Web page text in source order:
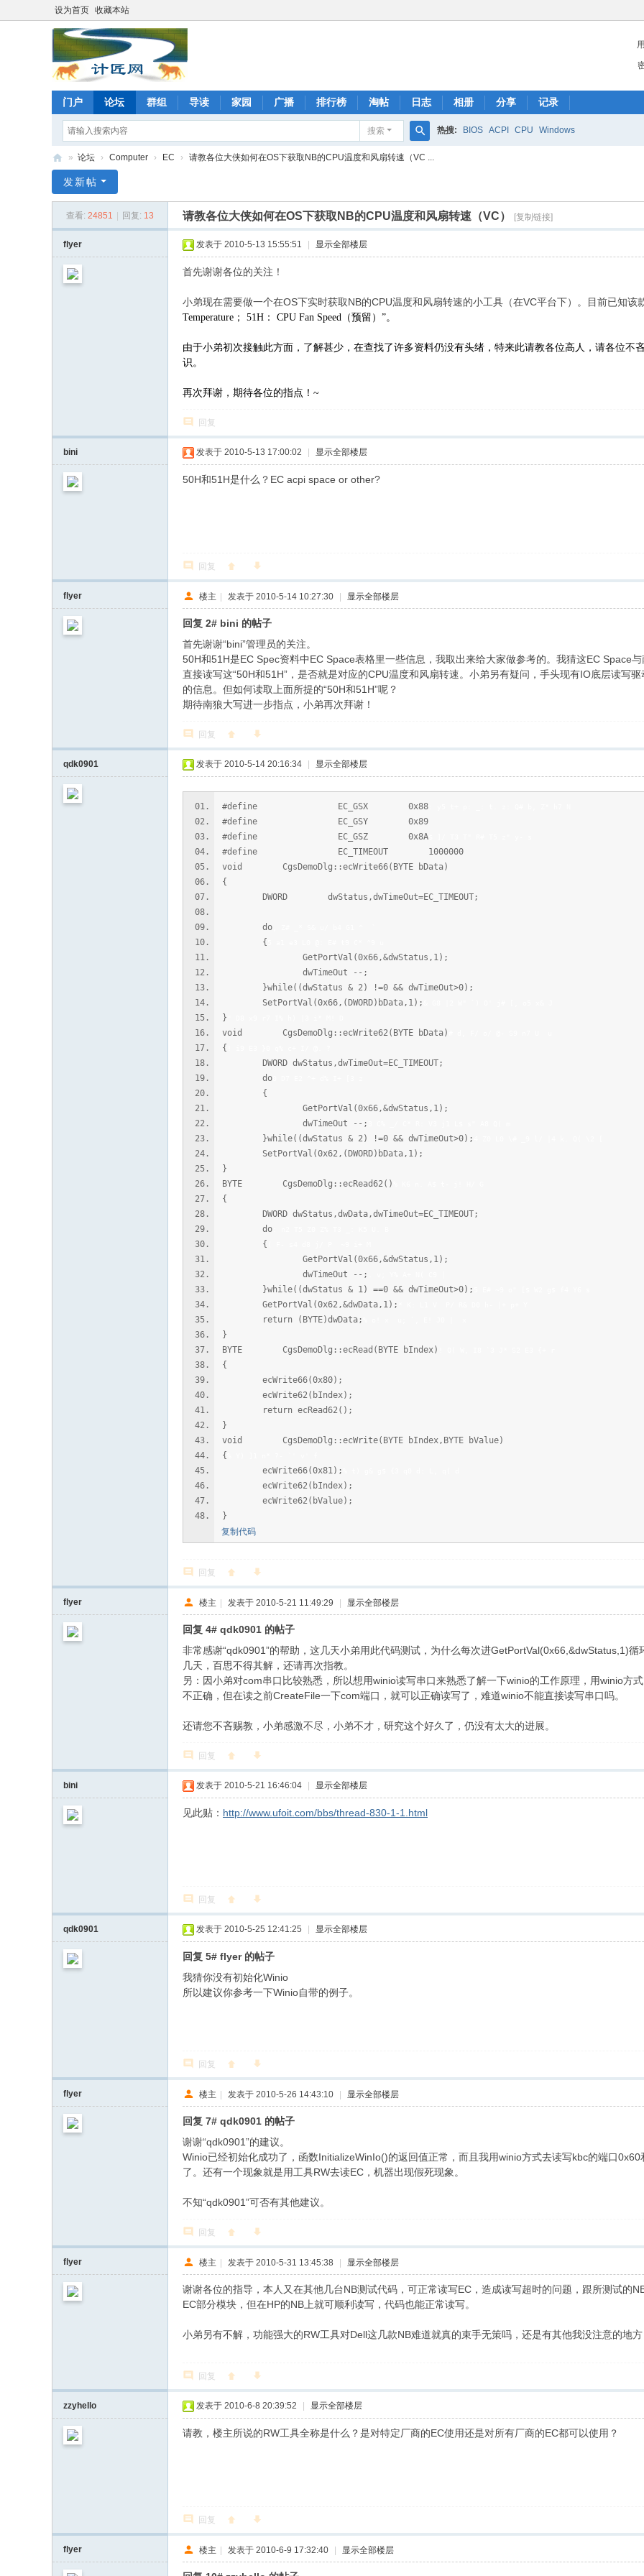
设为首页 收藏本站
门户 论坛 群组 导读 家园 广播 排行榜 淘帖 日志 相册 分享 记录
搜索
搜
热搜: BIOS ACPI CPU Windows
匠
» 论坛 › Computer › EC › 请教各位大侠如何在OS下获取NB的CPU温度和风扇转速（VC ...
发新帖
查看: 24851 回复: 13 请教各位大侠如何在OS下获取NB的CPU温度和风扇转速（VC） [复制链接]
flyer 发表于 2010-5-13 15:55:51 显示全部楼层
首先谢谢各位的关注！
小弟现在需要做一个在OS下实时获取NB的CPU温度和风扇转速的小工具（在VC平台下）。目前已知该
Temperature； 51H： CPU Fan Speed（预留）”。
由于小弟初次接触此方面，了解甚少，在查找了许多资料仍没有头绪，特来此请教各位高人，请各位不
识。
再次拜谢，期待各位的指点！~
回复
bini 发表于 2010-5-13 17:00:02 显示全部楼层
50H和51H是什么？EC acpi space or other?
回复
flyer 楼主 | 发表于 2010-5-14 10:27:30 | 显示全部楼层
回复 2# bini 的帖子
首先谢谢“bini”管理员的关注。
50H和51H是EC Spec资料中EC Space表格里一些信息，我取出来给大家做参考的。我猜这EC Space
直接读写这“50H和51H”，是否就是对应的CPU温度和风扇转速。小弟另有疑问，手头现有IO底层读写
的信息。但如何读取上面所提的“50H和51H”呢？
期待南狼大写进一步指点，小弟再次拜谢！
回复
qdk0901 发表于 2010-5-14 20:16:34 显示全部楼层
#define EC_GSX 0x88
#define EC_GSY 0x89
#define EC_GSZ 0x8A
#define EC_TIMEOUT 1000000
void CgsDemoDlg::ecWrite66(BYTE bData)
{
DWORD dwStatus,dwTimeOut=EC_TIMEOUT;
do
{
GetPortVal(0x66,&dwStatus,1);
dwTimeOut --;
}while((dwStatus & 2) !=0 && dwTimeOut>0);
SetPortVal(0x66,(DWORD)bData,1);
}
void CgsDemoDlg::ecWrite62(BYTE bData)
{
DWORD dwStatus,dwTimeOut=EC_TIMEOUT;
do
{
GetPortVal(0x66,&dwStatus,1);
dwTimeOut --;
}while((dwStatus & 2) !=0 && dwTimeOut>0);
SetPortVal(0x62,(DWORD)bData,1);
}
BYTE CgsDemoDlg::ecRead62()
{
DWORD dwStatus,dwData,dwTimeOut=EC_TIMEOUT;
do
{
GetPortVal(0x66,&dwStatus,1);
dwTimeOut --;
}while((dwStatus & 1) ==0 && dwTimeOut>0);
GetPortVal(0x62,&dwData,1);
return (BYTE)dwData;
}
BYTE CgsDemoDlg::ecRead(BYTE bIndex)
{
ecWrite66(0x80);
ecWrite62(bIndex);
return ecRead62();
}
void CgsDemoDlg::ecWrite(BYTE bIndex,BYTE bValue)
{
ecWrite66(0x81);
ecWrite62(bIndex);
ecWrite62(bValue);
}
复制代码
回复
flyer 楼主 | 发表于 2010-5-21 11:49:29 | 显示全部楼层
回复 4# qdk0901 的帖子
非常感谢“qdk0901”的帮助，这几天小弟用此代码测试，为什么每次进GetPortVal(0x66,&dwStatus,1)
几天，百思不得其解，还请再次指教。
另：因小弟对com串口比较熟悉，所以想用winio读写串口来熟悉了解一下winio的工作原理，用winio方
不正确，但在读之前CreateFile一下com端口，就可以正确读写了，难道winio不能直接读写串口吗。
还请您不吝赐教，小弟感激不尽，小弟不才，研究这个好久了，仍没有太大的进展。
回复
bini 发表于 2010-5-21 16:46:04 显示全部楼层
见此贴： http://www.ufoit.com/bbs/thread-830-1-1.html
回复
qdk0901 发表于 2010-5-25 12:41:25 显示全部楼层
回复 5# flyer 的帖子
我猜你没有初始化Winio
所以建议你参考一下Winio自带的例子。
回复
flyer 楼主 | 发表于 2010-5-26 14:43:10 | 显示全部楼层
回复 7# qdk0901 的帖子
谢谢“qdk0901”的建议。
Winio已经初始化成功了，函数InitializeWinIo()的返回值正常，而且我用winio方式去读写kbc的端口
了。还有一个现象就是用工具RW去读EC，机器出现假死现象。
不知“qdk0901”可否有其他建议。
回复
flyer 楼主 | 发表于 2010-5-31 13:45:38 | 显示全部楼层
谢谢各位的指导，本人又在其他几台NB测试代码，可正常读写EC，造成读写超时的问题，跟所测试的
EC部分模块，但在HP的NB上就可顺利读写，代码也能正常读写。
小弟另有不解，功能强大的RW工具对Dell这几款NB难道就真的束手无策吗，还是有其他我没注意的地
回复
zzyhello 发表于 2010-6-8 20:39:52 显示全部楼层
请教，楼主所说的RW工具全称是什么？是对特定厂商的EC使用还是对所有厂商的EC都可以使用？
回复
flyer 楼主 | 发表于 2010-6-9 17:32:40 | 显示全部楼层